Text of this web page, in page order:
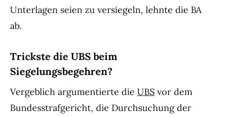
Unterlagen seien zu versiegeln, lehnte die BA
ab.
Trickste die UBS beim
Siegelungsbegehren?
Vergeblich argumentierte die UBS vor dem
Bundesstrafgericht, die Durchsuchung der